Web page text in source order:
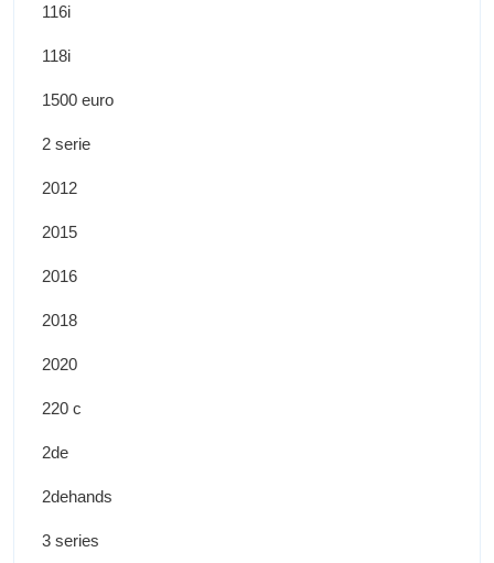
116i
118i
1500 euro
2 serie
2012
2015
2016
2018
2020
220 c
2de
2dehands
3 series